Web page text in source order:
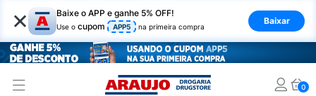
× Baixe o APP e ganhe 5% OFF!
Use o cupom APP5 na primeira compra
Baixar
0